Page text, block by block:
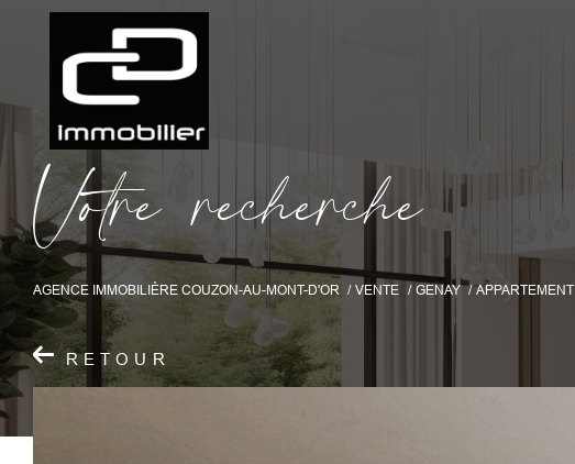
Votre recherche
AGENCE IMMOBILIÈRE COUZON-AU-MONT-D'OR VENTE GENAY APPARTEMENT
RETOUR